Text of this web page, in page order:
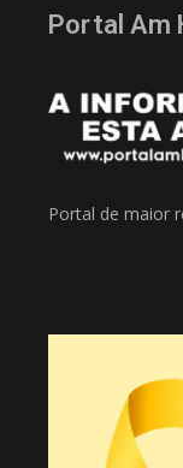
Portal Am
Portal de maior